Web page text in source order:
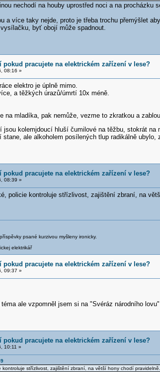
nechodí na houby uprostřed noci a na procházku
a více taky nejde, proto je třeba trochu přemýšlet
byť obojí může spadnout.
pokud pracujete na elektrickém zařízení v lese?
08:16 »
elektro je úplně mimo.
a těžkých úrazů/úmrtí 10x méně.
na mladíka, pak nemůže, vezme to zkratkou a
jsou kolemjdoucí hluší čumilové na těžbu, stokrát na
ale alkoholem posílených tlup radikálně ubylo,
pokud pracujete na elektrickém zařízení v lese?
08:39 »
policie kontroluje střízlivost, zajištění zbraní, na
psané kurzivou myšleny ironicky.
elektrikář
pokud pracujete na elektrickém zařízení v lese?
09:37 »
ale vzpomněl jsem si na "Svéráz národního lovu"
pokud pracujete na elektrickém zařízení v lese?
10:11 »
střízlivost, zajištění zbraní, na větší hony chodí pravidelně.